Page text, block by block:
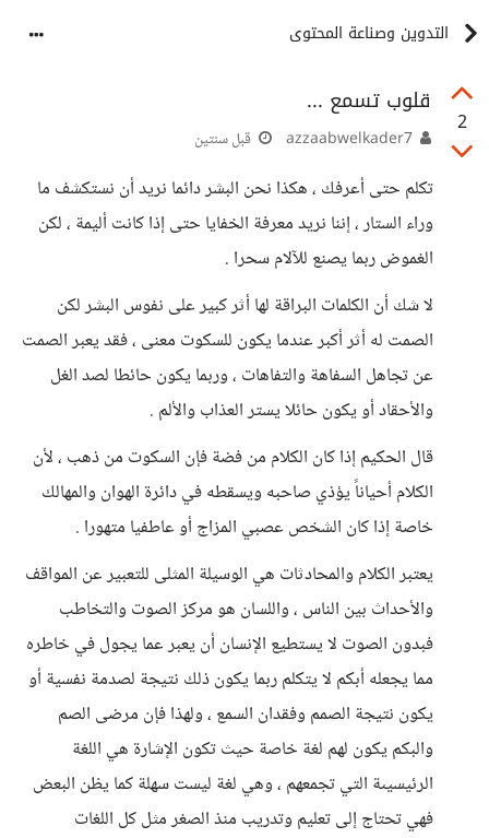
التدوين وصناعة المحتوى
2
قلوب تسمع ...
قبل سنتين
تكلم حتى أعرفك ، هكذا نحن البشر دائما نريد أن نستكشف ما
وراء الستار ، إننا نريد معرفة الخفايا حتى إذا كانت أليمة ، لكن
الغموض ربما يصنع للآلام سحرا .
لا شك أن الكلمات البراقة لها أثر كبير على نفوس البشر لكن
الصمت له أثر أكبر عندما يكون للسكوت معنى ، فقد يعبر الصمت
عن تجاهل السفاهة والتفاهات ، وربما يكون حائطا لصد الغل
والأحقاد أو يكون حائلا يستر العذاب والألم .
قال الحكيم إذا كان الكلام من فضة فإن السكوت من ذهب ، لأن
الكلام أحياناً يؤذي صاحبه ويسقطه في دائرة الهوان والمهالك
خاصة إذا كان الشخص عصبي المزاج أو عاطفيا متهورا .
يعتبر الكلام والمحادثات هي الوسيلة المثلى للتعبير عن المواقف
والأحداث بين الناس ، واللسان هو مركز الصوت والتخاطب
فبدون الصوت لا يستطيع الإنسان أن يعبر عما يجول في خاطره
مما يجعله أبكم لا يتكلم ربما يكون ذلك نتيجة لصدمة نفسية أو
يكون نتيجة الصمم وفقدان السمع ، ولهذا فإن مرضى الصم
والبكم يكون لهم لغة خاصة حيث تكون الإشارة هي اللغة
الرئيسيىة التي تجمعهم ، وهي لغة ليست سهلة كما يظن البعض
فهي تحتاج إلى تعليم وتدريب منذ الصغر مثل كل اللغات